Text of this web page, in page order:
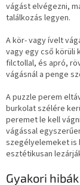
vágást elvégezni,
találkozás legyen.
A kör- vagy ívelt
vagy egy cső körüli
filctollal, és apró,
vágásnál a penge
A puzzle perem
burkolat szélére
peremet le kell
vágással
szegélyelemeket is
esztétikusan
Gyakori